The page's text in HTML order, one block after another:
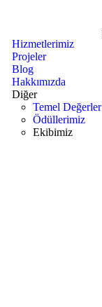
Hizmetlerimiz
Projeler
Blog
Hakkımızda
Diğer
Temel Değerler
Ödüllerimiz
Ekibimiz